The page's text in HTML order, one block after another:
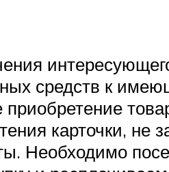
средств к
карточки, не
Необходимо